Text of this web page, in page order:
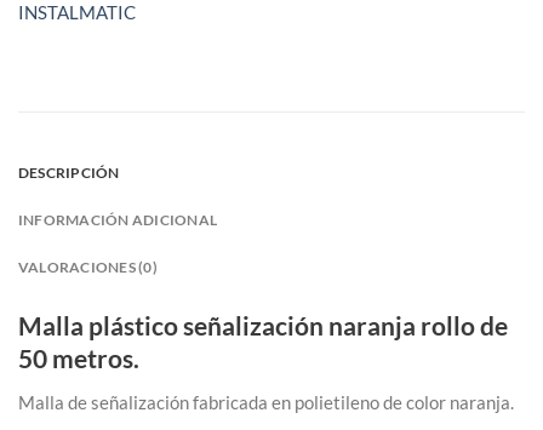
INSTALMATIC
DESCRIPCIÓN
INFORMACIÓN ADICIONAL
VALORACIONES (0)
Malla plástico señalización naranja rollo de
50 metros.
Malla de señalización fabricada en polietileno de color naranja.